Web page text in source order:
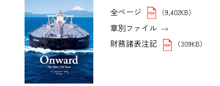
全ページ
（9,402KB）
章別ファイル
財務諸表注記
（309KB）